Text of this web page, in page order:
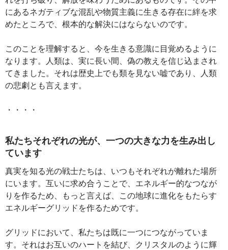
にあるネガティブな混乱や物質主義に生きる存在に絆を求
めたところで、根本的な解決にはならないのです。
このことを理解すると、今を生きる意識に目覚めるように
なります。人類は、実に長い間、偽の教えを信じ込まされ
てきました。それは歴史上でも類を見ない嘘であり、人類
の悲劇とも言えます。
・・・・
私たちそれぞれの光が、一つの大きな力を生み出し
ています
真実を知る光の戦士たちは、いつもそれぞれが離れた場所
にいます。互いに求め合うことで、エネルギー的なつなが
りを作るため、もっと言えば、この地球に進化をもたらす
エネルギーグリッドを作るためです。
グリッドにおいて、私たちは既に一つにつながっていま
す。それはお互いのハートを結び、クリスタルのように輝